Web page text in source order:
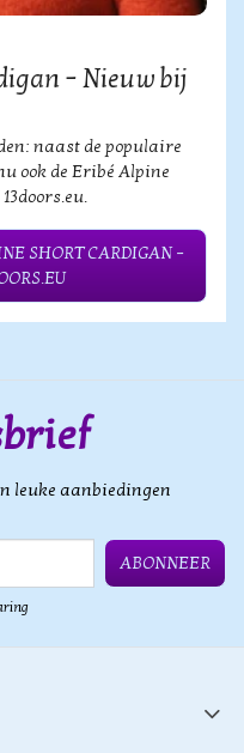
– Nieuw bij
naast de populaire
ook de Eribé Alpine
SHORT CARDIGAN –
leuke aanbiedingen
ABONNEER